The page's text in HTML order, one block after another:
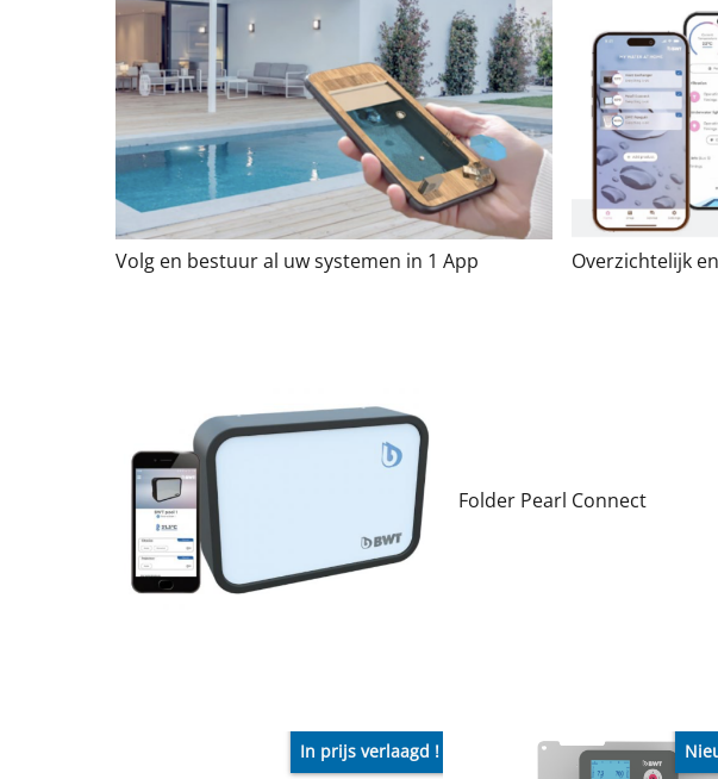
Volg en bestuur al uw systemen in 1 App Overzichtelijk
Folder Pearl Connect
In prijs verlaagd !